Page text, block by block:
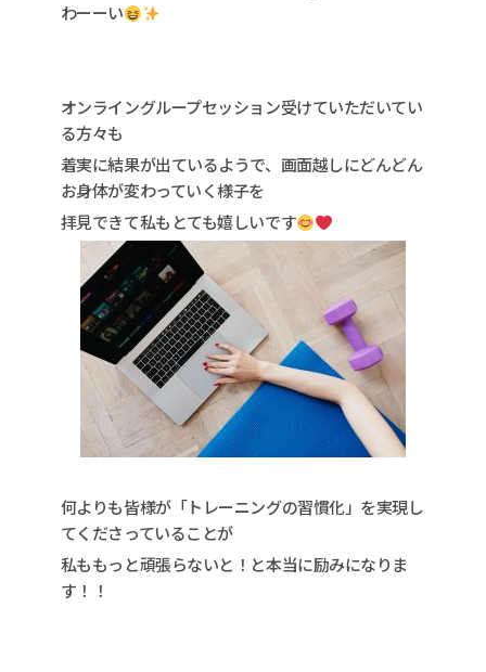
わーーい
オンライングループセッション受けていただいてい
る方々も
着実に結果が出ているようで、画面越しにどんどん
お身体が変わっていく様子を
拝見できて私もとても嬉しいです
何よりも皆様が「トレーニングの習慣化」を実現し
てくださっていることが
私ももっと頑張らないと！と本当に励みになりま
す！！